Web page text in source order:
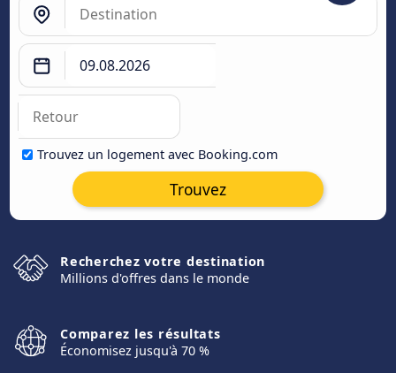
Trouvez un logement avec Booking.com
Trouvez
Recherchez votre destination
Millions d'offres dans le monde
Comparez les résultats
Économisez jusqu'à 70 %